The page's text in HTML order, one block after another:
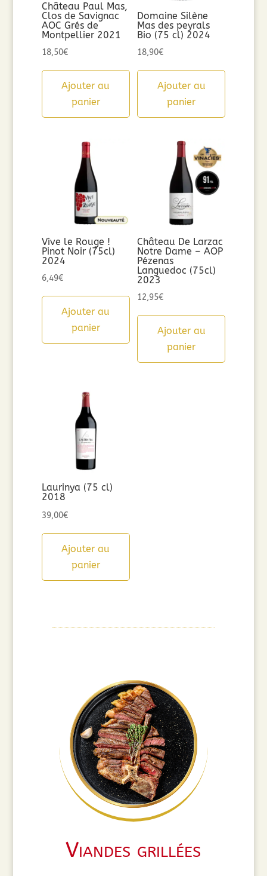
Château Paul Mas,
Clos de Savignac
AOC Grés de
Montpellier 2021
18,50€
Ajouter au
panier
Domaine Silène
Mas des peyrals
Bio (75 cl) 2024
18,90€
Ajouter au
panier
Vive le Rouge !
Pinot Noir (75cl)
2024
6,49€
Ajouter au
panier
Château De Larzac
Notre Dame – AOP
Pézenas
Languedoc (75cl)
2023
12,95€
Ajouter au
panier
Laurinya (75 cl)
2018
39,00€
Ajouter au
panier
Viandes grillées